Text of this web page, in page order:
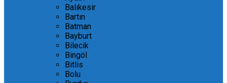
Balıkesir
Bartın
Batman
Bayburt
Bilecik
Bingöl
Bitlis
Bolu